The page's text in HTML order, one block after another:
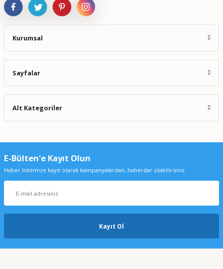
Kurumsal
Sayfalar
Alt Kategoriler
E-Bülten'e Kayıt Olun
Haber listemize kayıt olarak kampanyalardan, haberdar olabilirsiniz.
Kayıt Ol